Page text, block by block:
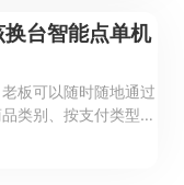
台智能点单机
板可以随时随地通过
类别、按支付类型等